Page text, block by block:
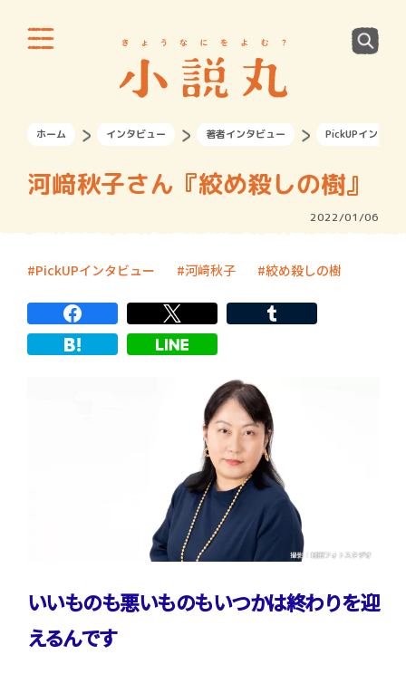
ホーム インタビュー 著者インタビュー PickUPインタビ
河﨑秋子さん『絞め殺しの樹』
2022/01/06
PickUPインタビュー 河﨑秋子 絞め殺しの樹
いいものも悪いものもいつかは終わりを迎
えるんです